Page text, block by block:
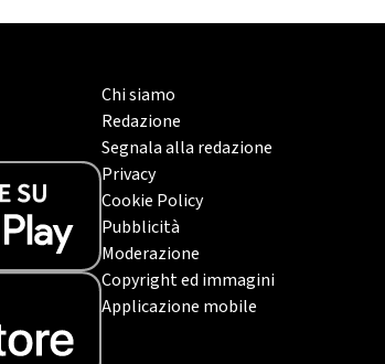
Chi siamo
Redazione
Segnala alla redazione
Privacy
Cookie Policy
Pubblicità
Moderazione
Copyright ed immagini
Applicazione mobile